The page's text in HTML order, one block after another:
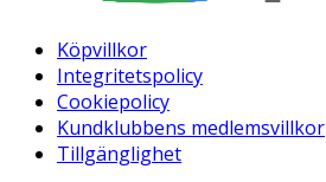
Köpvillkor
Integritetspolicy
Cookiepolicy
Kundklubbens medlemsvillkor
Tillgänglighet